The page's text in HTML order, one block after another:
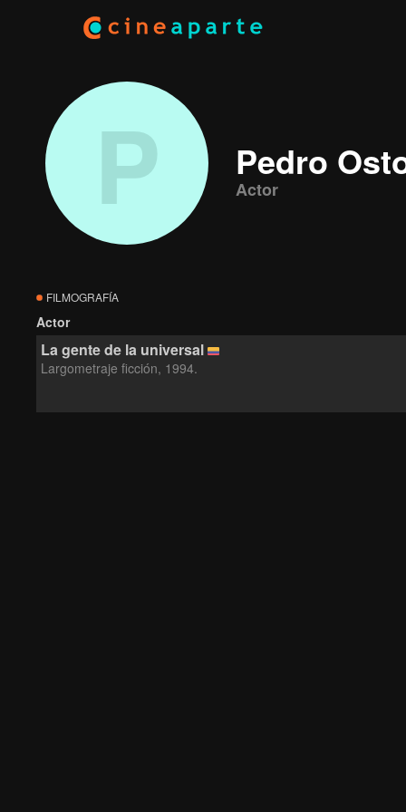
P Pedro
Actor
FILMOGRAFÍA
Actor
La gente de la universal
Largometraje ficción, 1994.